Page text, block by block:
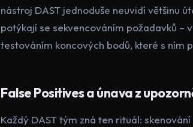
nástroj DAST jednoduše neuvidí většinu
potýkají se sekvencováním požadavků –
testováním koncových bodů, které s ním
False Positives a únava z
Každý DAST tým zná ten rituál: